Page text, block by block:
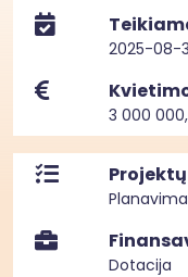
2025-08-
3 000
Dotacija